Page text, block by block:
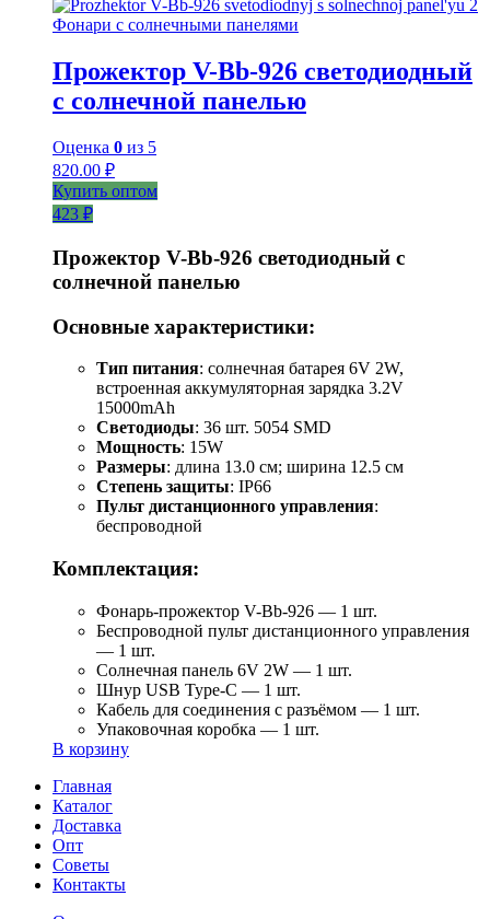
Фонари с солнечными панелями
Прожектор V-Bb-926 светодиодный
с солнечной панелью
Оценка 0 из 5
820.00 ₽
Купить оптом
423 ₽
Прожектор V-Bb-926 светодиодный с
солнечной панелью
Основные характеристики:
Тип питания: солнечная батарея 6V 2W,
встроенная аккумуляторная зарядка 3.2V
15000mAh
Светодиоды: 36 шт. 5054 SMD
Мощность: 15W
Размеры: длина 13.0 см; ширина 12.5 см
Степень защиты: IP66
Пульт дистанционного управления:
беспроводной
Комплектация:
Фонарь-прожектор V-Bb-926 — 1 шт.
Беспроводной пульт дистанционного управления
— 1 шт.
Солнечная панель 6V 2W — 1 шт.
Шнур USB Type-C — 1 шт.
Кабель для соединения с разъёмом — 1 шт.
Упаковочная коробка — 1 шт.
В корзину
Главная
Каталог
Доставка
Опт
Советы
Контакты